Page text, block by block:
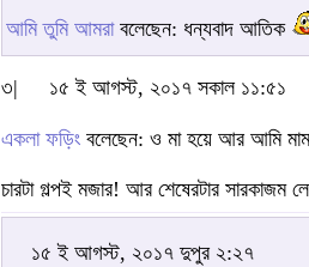
আমি তুমি আমরাবলেছেন: ধন্যবাদ আতিক
৩| ১৫ ই আগস্ট, ২০১৭ সকাল ১১:৫১
একলা ফড়িং বলেছেন: ও মা হয়ে আর আমি
চারটা গল্পই মজার! আর শেষেরটার সারকাজম
১৫ ই আগস্ট, ২০১৭ দুপুর ২:২৭